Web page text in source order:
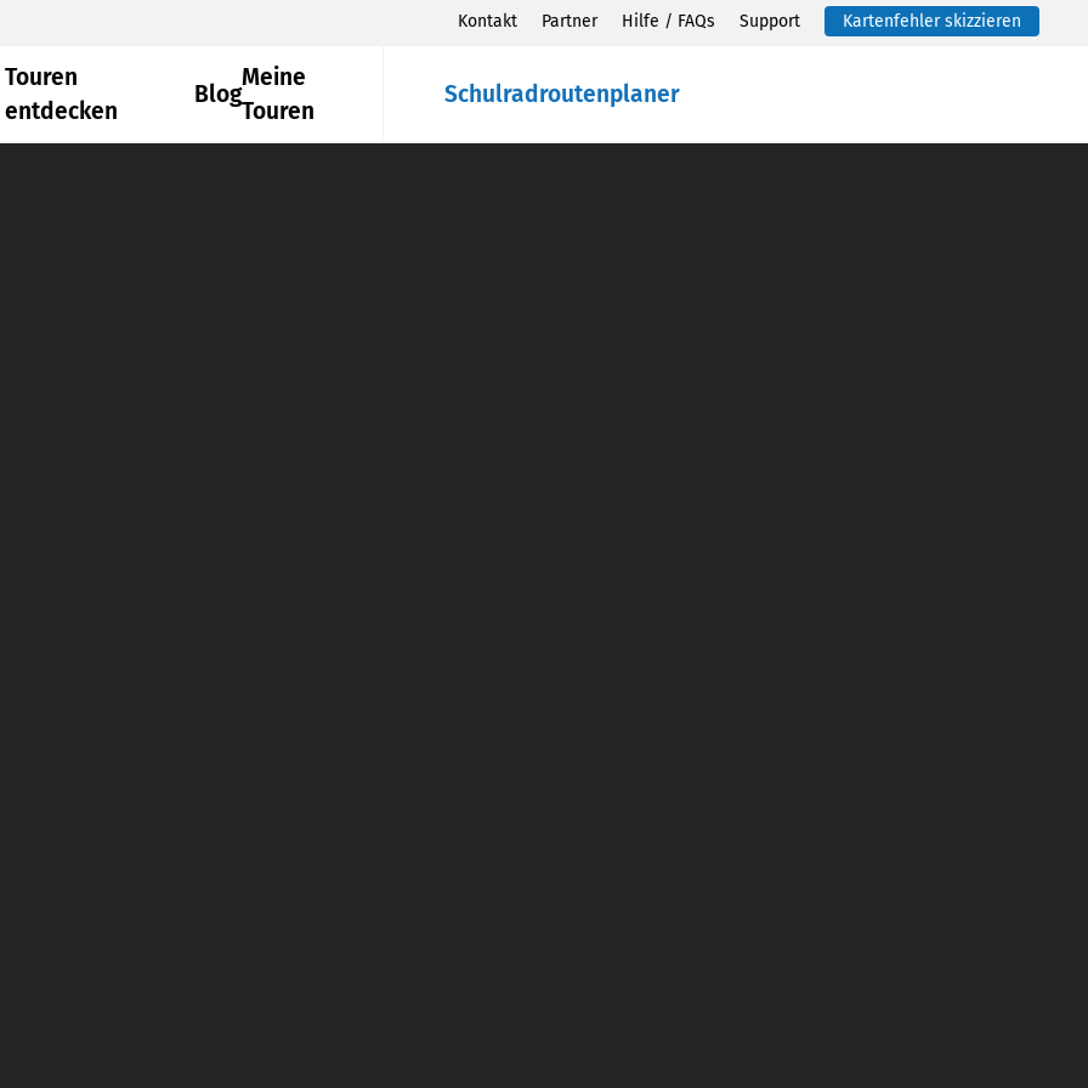
Kontakt Partner Hilfe / FAQs Support Kartenfehler skizzieren
Touren
entdecken
Blog
Meine
Touren
Schulradroutenplaner